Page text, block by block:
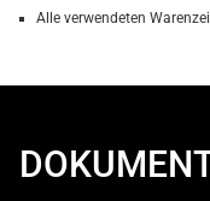
Alle verwendeten